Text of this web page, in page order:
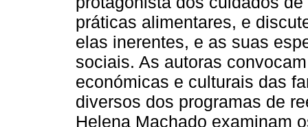
práticas alimentares, e
elas inerentes, e as suas
sociais. As autoras
económicas e culturais das
diversos dos programas de
Helena Machado examinam